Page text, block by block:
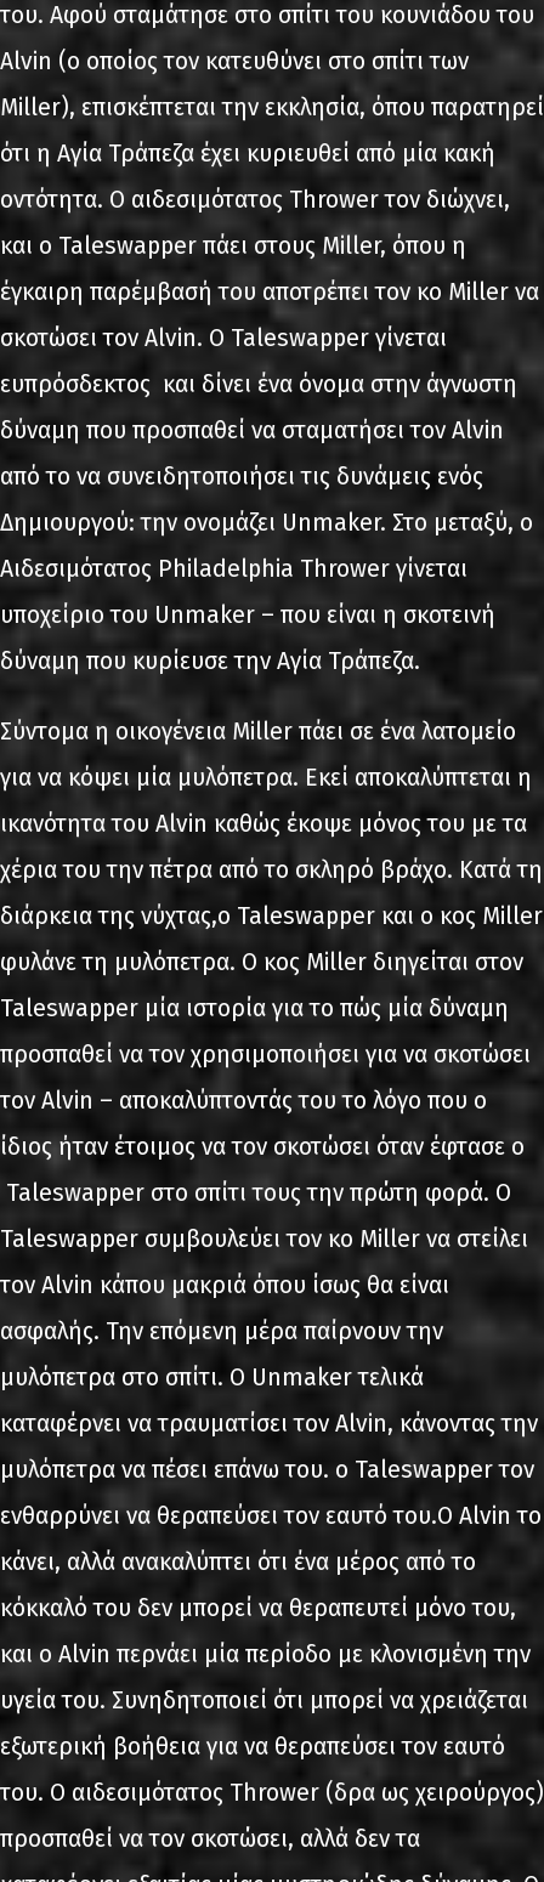
του. Αφού σταμάτησε στο σπίτι του κουνιάδου του
Alvin (ο οποίος τον κατευθύνει στο σπίτι των
Miller), επισκέπτεται την εκκλησία, όπου παρατηρεί
ότι η Αγία Τράπεζα έχει κυριευθεί από μία κακή
οντότητα. Ο αιδεσιμότατος Thrower τον διώχνει,
και ο Taleswapper πάει στους Miller, όπου η
έγκαιρη παρέμβασή του αποτρέπει τον κο Miller να
σκοτώσει τον Alvin. Ο Taleswapper γίνεται
ευπρόσδεκτος και δίνει ένα όνομα στην άγνωστη
δύναμη που προσπαθεί να σταματήσει τον Alvin
από το να συνειδητοποιήσει τις δυνάμεις ενός
Δημιουργού: την ονομάζει Unmaker. Στο μεταξύ, ο
Αιδεσιμότατος Philadelphia Thrower γίνεται
υποχείριο του Unmaker – που είναι η σκοτεινή
δύναμη που κυρίευσε την Αγία Τράπεζα.
Σύντομα η οικογένεια Miller πάει σε ένα λατομείο
για να κόψει μία μυλόπετρα. Εκεί αποκαλύπτεται η
ικανότητα του Alvin καθώς έκοψε μόνος του με τα
χέρια του την πέτρα από το σκληρό βράχο. Κατά τη
διάρκεια της νύχτας,ο Taleswapper και ο κος Miller
φυλάνε τη μυλόπετρα. Ο κος Miller διηγείται στον
Taleswapper μία ιστορία για το πώς μία δύναμη
προσπαθεί να τον χρησιμοποιήσει για να σκοτώσει
τον Alvin – αποκαλύπτοντάς του το λόγο που ο
ίδιος ήταν έτοιμος να τον σκοτώσει όταν έφτασε ο
Taleswapper στο σπίτι τους την πρώτη φορά. Ο
Taleswapper συμβουλεύει τον κο Miller να στείλει
τον Alvin κάπου μακριά όπου ίσως θα είναι
ασφαλής. Την επόμενη μέρα παίρνουν την
μυλόπετρα στο σπίτι. Ο Unmaker τελικά
καταφέρνει να τραυματίσει τον Alvin, κάνοντας την
μυλόπετρα να πέσει επάνω του. ο Taleswapper τον
ενθαρρύνει να θεραπεύσει τον εαυτό του.Ο Alvin το
κάνει, αλλά ανακαλύπτει ότι ένα μέρος από το
κόκκαλό του δεν μπορεί να θεραπευτεί μόνο του,
και ο Alvin περνάει μία περίοδο με κλονισμένη την
υγεία του. Συνηδητοποιεί ότι μπορεί να χρειάζεται
εξωτερική βοήθεια για να θεραπεύσει τον εαυτό
του. Ο αιδεσιμότατος Thrower (δρα ως χειρούργος)
προσπαθεί να τον σκοτώσει, αλλά δεν τα